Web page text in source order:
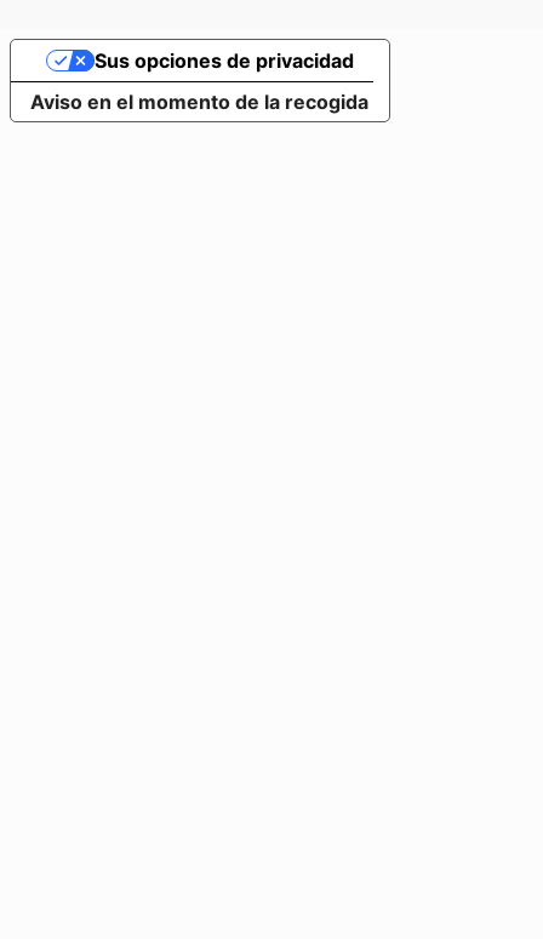
Aviso en el momento de la recogida
Sus opciones de privacidad